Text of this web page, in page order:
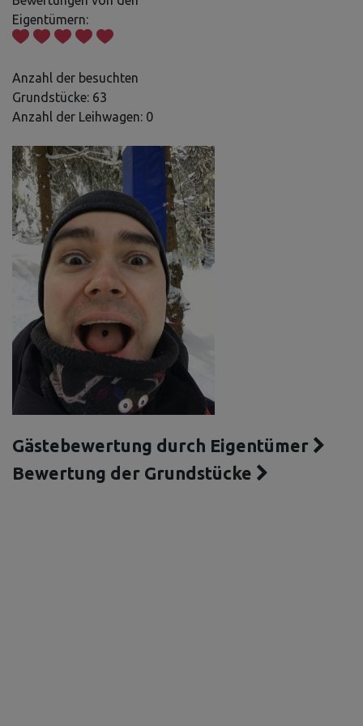
Eigentümern:
Anzahl der besuchten
Grundstücke: 63
Anzahl der Leihwagen: 0
Gästebewertung durch Eigentümer
Bewertung der Grundstücke